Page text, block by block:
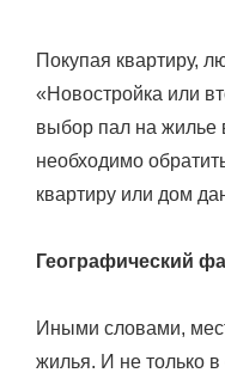
Покупая квартиру,
«Новостройка или
выбор пал на жилье
необходимо
квартиру или дом
Географический
Иными словами,
жилья. И не только